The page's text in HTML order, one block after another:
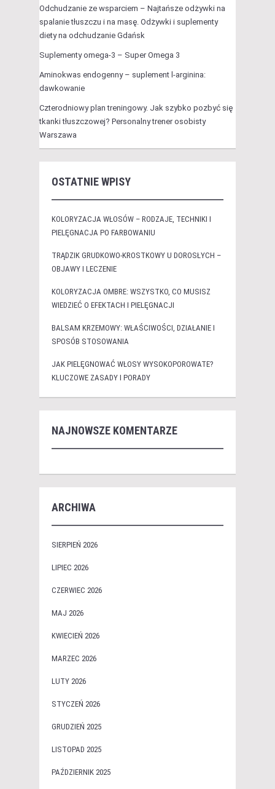
Odchudzanie ze wsparciem – Najtańsze odżywki na
spalanie tłuszczu i na masę. Odżywki i suplementy
diety na odchudzanie Gdańsk
Suplementy omega-3 – Super Omega 3
Aminokwas endogenny – suplement l-arginina:
dawkowanie
Czterodniowy plan treningowy. Jak szybko pozbyć się
tkanki tłuszczowej? Personalny trener osobisty
Warszawa
OSTATNIE WPISY
KOLORYZACJA WŁOSÓW – RODZAJE, TECHNIKI I
PIELĘGNACJA PO FARBOWANIU
TRĄDZIK GRUDKOWO-KROSTKOWY U DOROSŁYCH –
OBJAWY I LECZENIE
KOLORYZACJA OMBRE: WSZYSTKO, CO MUSISZ
WIEDZIEĆ O EFEKTACH I PIELĘGNACJI
BALSAM KRZEMOWY: WŁAŚCIWOŚCI, DZIAŁANIE I
SPOSÓB STOSOWANIA
JAK PIELĘGNOWAĆ WŁOSY WYSOKOPOROWATE?
KLUCZOWE ZASADY I PORADY
NAJNOWSZE KOMENTARZE
ARCHIWA
SIERPIEŃ 2026
LIPIEC 2026
CZERWIEC 2026
MAJ 2026
KWIECIEŃ 2026
MARZEC 2026
LUTY 2026
STYCZEŃ 2026
GRUDZIEŃ 2025
LISTOPAD 2025
PAŹDZIERNIK 2025